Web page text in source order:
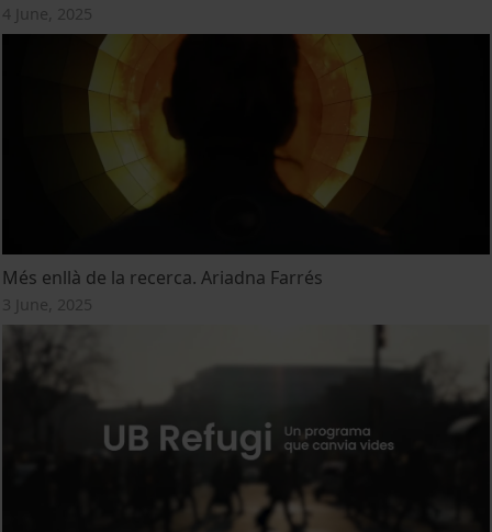
4 June, 2025
Més enllà de la recerca. Ariadna Farrés
3 June, 2025